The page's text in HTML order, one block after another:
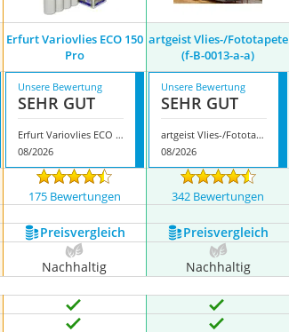
Erfurt Variovlies ECO 150
Pro
artgeist Vlies-/Fototapete
(f-B-0013-a-a)
Unsere Bewertung
SEHR GUT
Erfurt Variovlies ECO 150 Pro
08/2026
Unsere Bewertung
SEHR GUT
artgeist Vlies-/Fototapete (f-B-0013-a-a)
08/2026
175 Bewertungen 342 Bewertungen
Preis­vergleich Preis­vergleich
Nachhaltig Nachhaltig